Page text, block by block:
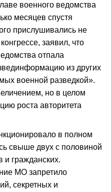
военного ведомства
месяцев спустя
прислушивались не
заявил, что
отпала
из других
военной разведкой».
но в целом
роста авторитета
в полном
свыше двух с половиной
гражданских.
МО запретило
секретных и